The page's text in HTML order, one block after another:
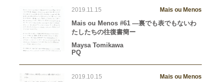
2019.11.15 Mais ou Menos
Mais ou Menos #61 —裏でも表でもないわ
たしたちの往復書簡ー
Maysa Tomikawa
PQ
2019.10.15 Mais ou Menos